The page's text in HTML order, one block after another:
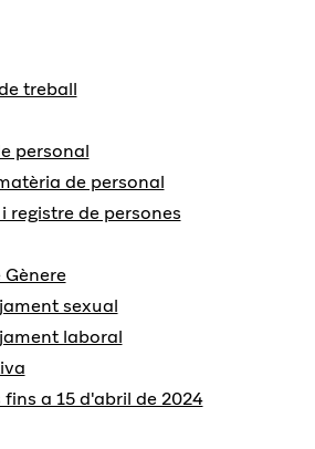
treball
personal
de personal
registre de persones
sexual
laboral
a 15 d'abril de 2024